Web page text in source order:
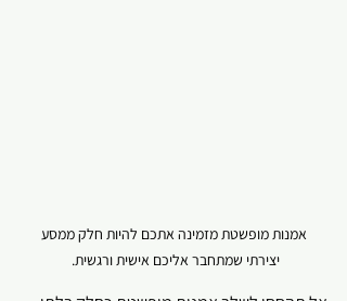
אמנות מופשטת מזמינה אתכם להיות חלק ממסע
יצירתי שמתחבר אליכם אישית ורגשית.